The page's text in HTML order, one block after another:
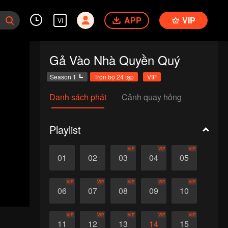
VI APP VIP
Gả Vào Nhà Quyền Quý
Season 1 Trọn bộ 24 tập VIP
Danh sách phát Cảnh quay hỏng
Playlist
01 02 03
VIP
04
VIP
05
VIP
06
VIP
07
VIP
08
VIP
09
VIP
10
VIP
11
VIP
12
VIP
13
VIP
14
VIP
15
VIP